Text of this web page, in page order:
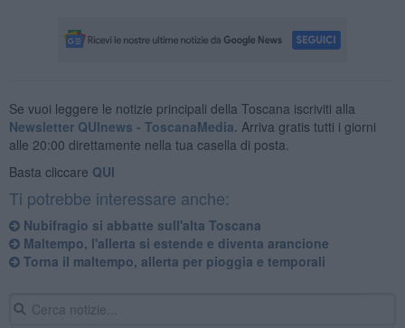
Se vuoi leggere le notizie principali della Toscana iscriviti alla
Newsletter QUInews - ToscanaMedia. Arriva gratis tutti i giorni
alle 20:00 direttamente nella tua casella di posta.
Basta cliccare QUI
Ti potrebbe interessare anche:
Nubifragio si abbatte sull'alta Toscana
Maltempo, l'allerta si estende e diventa arancione
Torna il maltempo, allerta per pioggia e temporali